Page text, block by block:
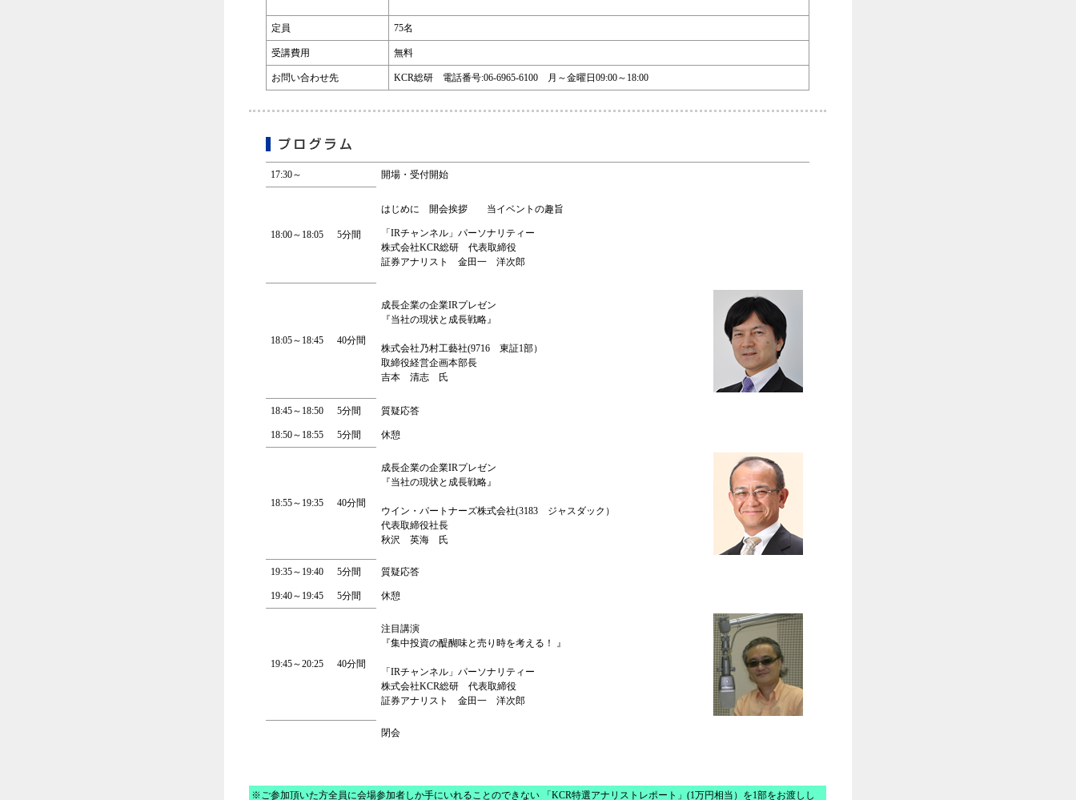
定員 75名
受講費用 無料
お問い合わせ先 KCR総研 電話番号:06-6965-6100 月～金曜日09:00～18:00
17:30～ 開場・受付開始
18:00～18:05 5分間
はじめに 開会挨拶 当イベントの趣旨
「IRチャンネル」パーソナリティー
株式会社KCR総研 代表取締役
証券アナリスト 金田一 洋次郎
18:05～18:45 40分間
成長企業の企業IRプレゼン
『当社の現状と成長戦略』
株式会社乃村工藝社(9716 東証1部）
取締役経営企画本部長
吉本 清志 氏
18:45～18:50 5分間 質疑応答
18:50～18:55 5分間 休憩
18:55～19:35 40分間
成長企業の企業IRプレゼン
『当社の現状と成長戦略』
ウイン・パートナーズ株式会社(3183 ジャスダック）
代表取締役社長
秋沢 英海 氏
19:35～19:40 5分間 質疑応答
19:40～19:45 5分間 休憩
19:45～20:25 40分間
注目講演
『集中投資の醍醐味と売り時を考える！ 』
「IRチャンネル」パーソナリティー
株式会社KCR総研 代表取締役
証券アナリスト 金田一 洋次郎
閉会
※ご参加頂いた方全員に会場参加者しか手にいれることのできない 「KCR特選アナリストレポート」(1万円相当）を1部をお渡しし